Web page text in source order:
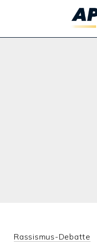
Rassismus-Debatte